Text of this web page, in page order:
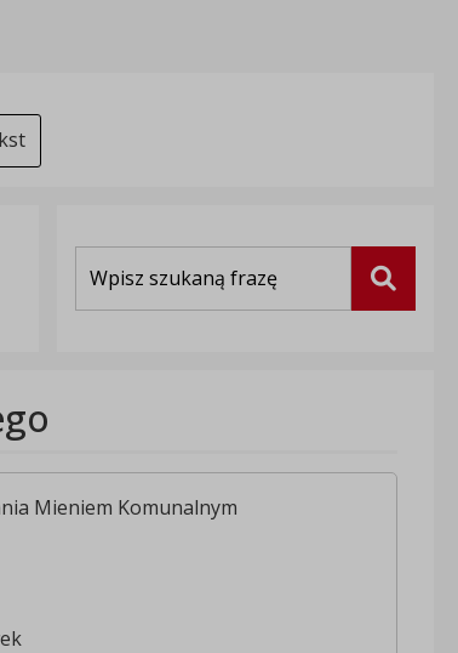
Szukaj
Mieniem Komunalnym